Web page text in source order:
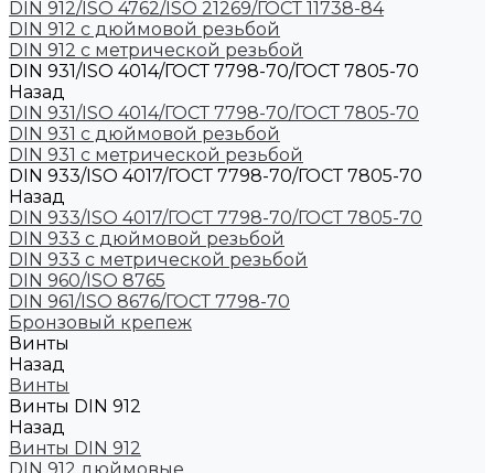
DIN 912/ISO 4762/ISO 21269/ГОСТ 11738-84
DIN 912 с дюймовой резьбой
DIN 912 с метрической резьбой
DIN 931/ISO 4014/ГОСТ 7798-70/ГОСТ 7805-70
Назад
DIN 931/ISO 4014/ГОСТ 7798-70/ГОСТ 7805-70
DIN 931 с дюймовой резьбой
DIN 931 с метрической резьбой
DIN 933/ISO 4017/ГОСТ 7798-70/ГОСТ 7805-70
Назад
DIN 933/ISO 4017/ГОСТ 7798-70/ГОСТ 7805-70
DIN 933 с дюймовой резьбой
DIN 933 с метрической резьбой
DIN 960/ISO 8765
DIN 961/ISO 8676/ГОСТ 7798-70
Бронзовый крепеж
Винты
Назад
Винты
Винты DIN 912
Назад
Винты DIN 912